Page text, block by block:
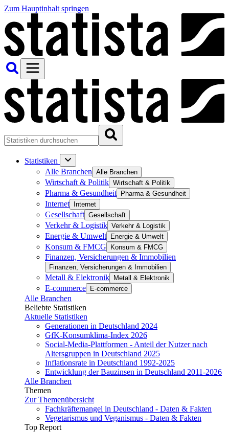
Zum Hauptinhalt springen
Statistiken
Alle Branchen Alle Branchen
Wirtschaft & Politik Wirtschaft & Politik
Pharma & Gesundheit Pharma & Gesundheit
Internet Internet
Gesellschaft Gesellschaft
Verkehr & Logistik Verkehr & Logistik
Energie & Umwelt Energie & Umwelt
Konsum & FMCG Konsum & FMCG
Finanzen, Versicherungen & Immobilien
Finanzen, Versicherungen & Immobilien
Metall & Elektronik Metall & Elektronik
E-commerce E-commerce
Alle Branchen
Beliebte Statistiken
Aktuelle Statistiken
Generationen in Deutschland 2024
GfK-Konsumklima-Index 2026
Social-Media-Plattformen - Anteil der Nutzer nach
Altersgruppen in Deutschland 2025
Inflationsrate in Deutschland 1992-2025
Entwicklung der Bauzinsen in Deutschland 2011-2026
Alle Branchen
Themen
Zur Themenübersicht
Fachkräftemangel in Deutschland - Daten & Fakten
Vegetarismus und Veganismus - Daten & Fakten
Top Report